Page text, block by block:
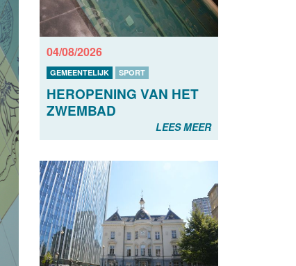
04/08/2026
GEMEENTELIJK SPORT
HEROPENING VAN HET
ZWEMBAD
LEES MEER